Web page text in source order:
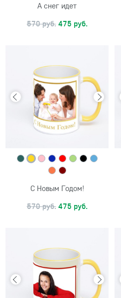
А снег идет
570 руб. 475 руб.
С Новым Годом!
570 руб. 475 руб.